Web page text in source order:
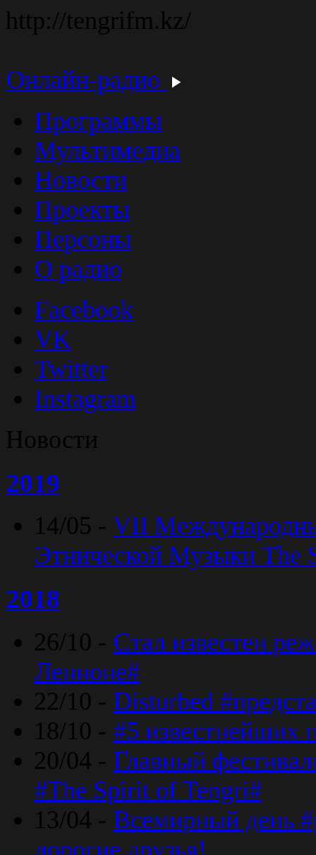
http://tengrifm.kz/
Онлайн-радио
Программы
Мультимедиа
Новости
Проекты
Персоны
О радио
Facebook
VK
Twitter
Instagram
Новости
2019
14/05 - VII
Этнической Музыки The
2018
26/10 - Стал известен
Ленноне#
22/10 - Disturbed
18/10 - #5 известнейших
20/04 - Главный
#The Spirit of Tengri#
13/04 - Всемирный день
дорогие друзья!